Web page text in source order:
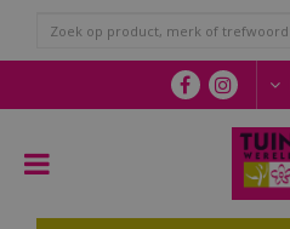
n
a